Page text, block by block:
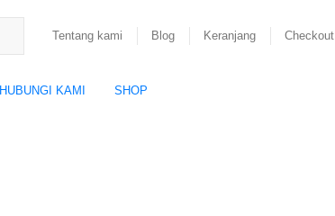
Tentang kami Blog Keranjang Checkout
HUBUNGI KAMI SHOP